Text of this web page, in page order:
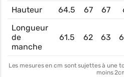
Hauteur 64.5 67 67
Longueur
de
manche
61.5 62 63
Les mesures en cm sont sujettes à une
moins